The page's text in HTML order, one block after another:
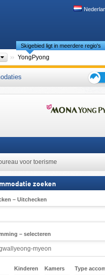
Bestuursdistrict
Skigebied ligt in meerdere regio's
YongPyong
de
voor toerisme
zoeken
– Uitchecken
– selecteren
Kinderen Kamers Type